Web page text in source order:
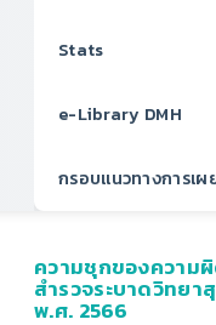
Stats
e-Library DMH
กรอบแนวทางการเ
ความชุกของความ
สำรวจระบาดวิทย
พ.ศ. 2566